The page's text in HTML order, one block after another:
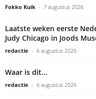
Fokko Kuik - 7 augustus 2026
Laatste weken eerste
Judy Chicago in Joods
redactie - 6 augustus 2026
Waar is dit…
redactie - 6 augustus 2026